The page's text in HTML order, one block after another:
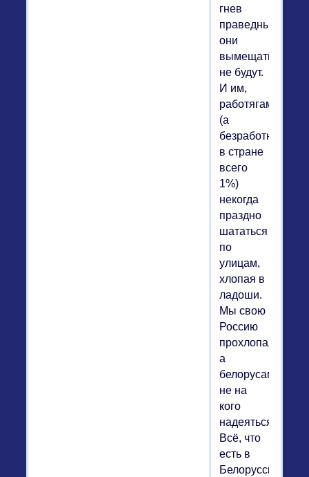
гнев
праведный
они
вымещать
не будут.
И им,
работягам
(а
безработных
в стране
всего
1%)
некогда
праздно
шататься
по
улицам,
хлопая в
ладоши.
Мы свою
Россию
прохлопали,
а
белорусам
не на
кого
надеяться.
Всё, что
есть в
Белоруссии,